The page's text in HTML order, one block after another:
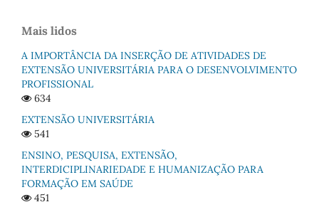
Mais lidos
A IMPORTÂNCIA DA INSERÇÃO DE ATIVIDADES DE
EXTENSÃO UNIVERSITÁRIA PARA O DESENVOLVIMENTO
PROFISSIONAL
634
EXTENSÃO UNIVERSITÁRIA
541
ENSINO, PESQUISA, EXTENSÃO,
INTERDICIPLINARIEDADE E HUMANIZAÇÃO PARA
FORMAÇÃO EM SAÚDE
451